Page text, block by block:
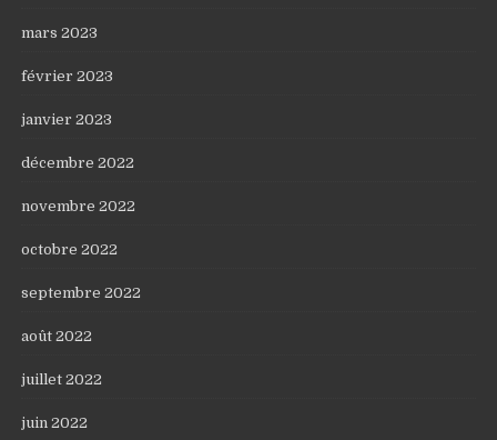
mars 2023
février 2023
janvier 2023
décembre 2022
novembre 2022
octobre 2022
septembre 2022
août 2022
juillet 2022
juin 2022